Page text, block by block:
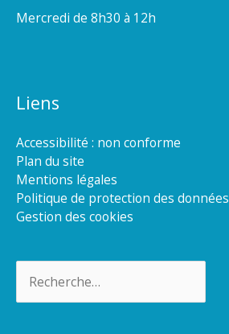
Mercredi de 8h30 à 12h
Liens
Accessibilité : non conforme
Plan du site
Mentions légales
Politique de protection des données
Gestion des cookies